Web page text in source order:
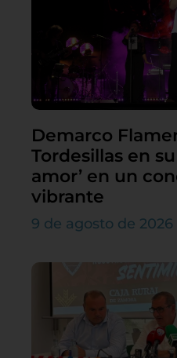
Demarco
Tordesillas en
amor’ en un
vibrante
9 de agosto de 2026